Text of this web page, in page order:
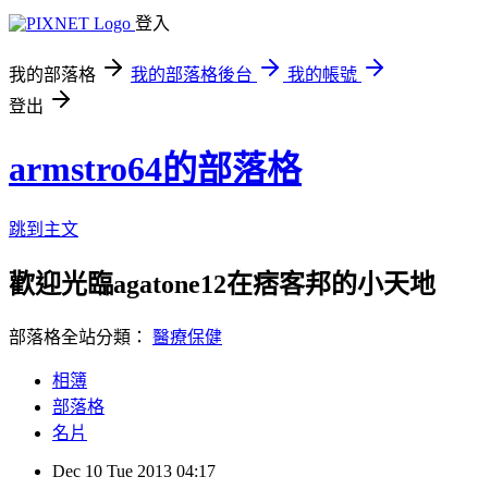
登入
我的部落格 我的部落格後台
我的帳號
登出
armstro64的部落格
跳到主文
歡迎光臨agatone12在痞客邦的小天地
部落格全站分類： 醫療保健
相簿
部落格
名片
Dec 10 Tue 2013 04:17